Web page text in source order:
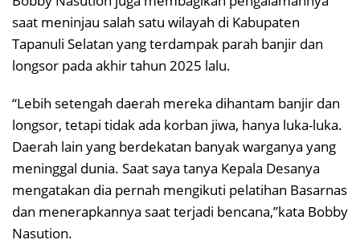
saat meninjau salah satu wilayah di Kabupaten
Tapanuli Selatan yang terdampak parah banjir dan
longsor pada akhir tahun 2025 lalu.
“Lebih setengah daerah mereka dihantam banjir dan
longsor, tetapi tidak ada korban jiwa, hanya luka-luka.
Daerah lain yang berdekatan banyak warganya yang
meninggal dunia. Saat saya tanya Kepala Desanya
mengatakan dia pernah mengikuti pelatihan Basarnas
dan menerapkannya saat terjadi bencana,”kata Bobby
Nasution.